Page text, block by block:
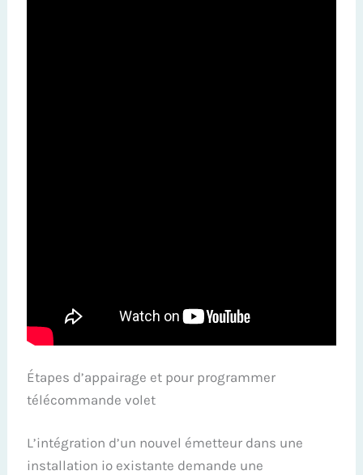
Étapes d’appairage et pour programmer
télécommande volet
L’intégration d’un nouvel émetteur dans une
installation io existante demande une